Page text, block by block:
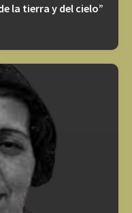
la tierra y del cielo”